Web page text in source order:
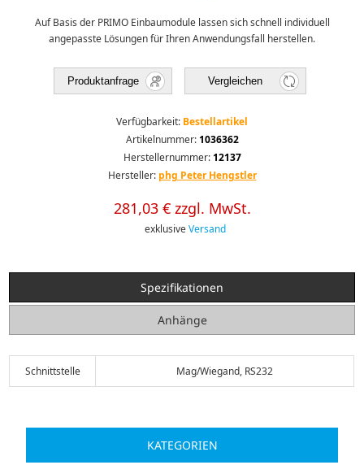
Auf Basis der PRIMO Einbaumodule lassen sich schnell individuell
angepasste Lösungen für Ihren Anwendungsfall herstellen.
Produktanfrage Vergleichen
Verfügbarkeit: Bestellartikel
Artikelnummer: 1036362
Herstellernummer: 12137
Hersteller: phg Peter Hengstler
281,03 € zzgl. MwSt.
exklusiveVersand
Spezifikationen
Anhänge
Schnittstelle Mag/Wiegand, RS232
KATEGORIEN